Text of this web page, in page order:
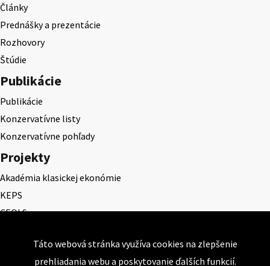
Články
Prednášky a prezentácie
Rozhovory
Štúdie
Publikácie
Publikácie
Konzervatívne listy
Konzervatívne pohľady
Projekty
Akadémia klasickej ekonómie
KEPS
CEQLS
Cena Ernesta Valka
Táto webová stránka využíva cookies na zlepšenie
prehliadania webu a poskytovanie ďalších funkcií.